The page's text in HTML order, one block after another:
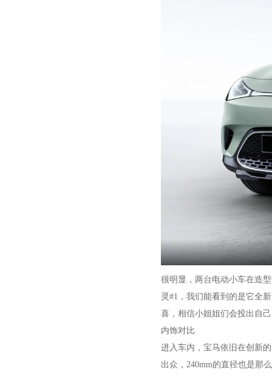
很明显，两台电动小车在造
灵#1，我们能看到的是它全
喜，相信小姐姐们会投出自
内饰对比
进入车内，宝马依旧在创新
出众，240mm的直径也是那